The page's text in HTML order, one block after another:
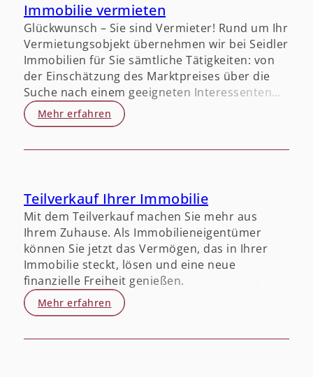
Immobilie vermieten
Glückwunsch – Sie sind Vermieter! Rund um Ihr
Vermietungsobjekt übernehmen wir bei Seidler
Immobilien für Sie sämtliche Tätigkeiten: von
der Einschätzung des Marktpreises über die
Suche nach einem geeigneten Interessenten
bis hin zur Vertragsabwicklung – alles liegt bei
uns in professionellen Händen. Mit der
Mehr erfahren
Teilverkauf Ihrer Immobilie
Mit dem Teilverkauf machen Sie mehr aus
Ihrem Zuhause. Als Immobilieneigentümer
können Sie jetzt das Vermögen, das in Ihrer
Immobilie steckt, lösen und eine neue
finanzielle Freiheit genießen.
Mehr erfahren